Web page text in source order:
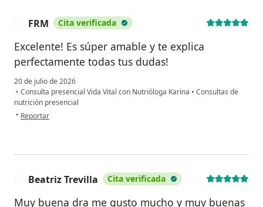
FRM Cita verificada
Excelente! Es súper amable y te explica
perfectamente todas tus dudas!
20 de julio de 2026
• Consulta presencial Vida Vital con Nutrióloga Karina • Consultas de
nutrición presencial
• en opinión del usuario FRM
Reportar
Beatriz Trevilla Cita verificada
Muy buena dra me gusto mucho y muy buenas